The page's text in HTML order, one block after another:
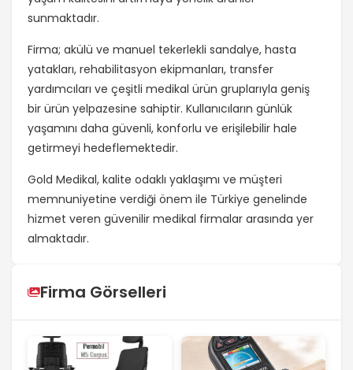
sunmaktadır.
Firma; akülü ve manuel tekerlekli sandalye, hasta
yatakları, rehabilitasyon ekipmanları, transfer
yardımcıları ve çeşitli medikal ürün gruplarıyla geniş
bir ürün yelpazesine sahiptir. Kullanıcıların günlük
yaşamını daha güvenli, konforlu ve erişilebilir hale
getirmeyi hedeflemektedir.
Gold Medikal, kalite odaklı yaklaşımı ve müşteri
memnuniyetine verdiği önem ile Türkiye genelinde
hizmet veren güvenilir medikal firmalar arasında yer
almaktadır.
Firma Görselleri